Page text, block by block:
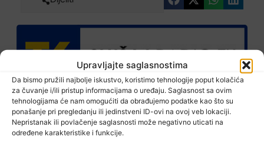
Upravljajte saglasnostima
Da bismo pružili najbolje iskustvo, koristimo tehnologije poput kolačića
za čuvanje i/ili pristup informacijama o uređaju. Saglasnost sa ovim
tehnologijama će nam omogućiti da obrađujemo podatke kao što su
ponašanje pri pregledanju ili jedinstveni ID-ovi na ovoj veb lokaciji.
Nepristanak ili povlačenje saglasnosti može negativno uticati na
određene karakteristike i funkcije.
RTVTK aplikaciju za Android telefone možete preuzeti
na Google Play trgovini: